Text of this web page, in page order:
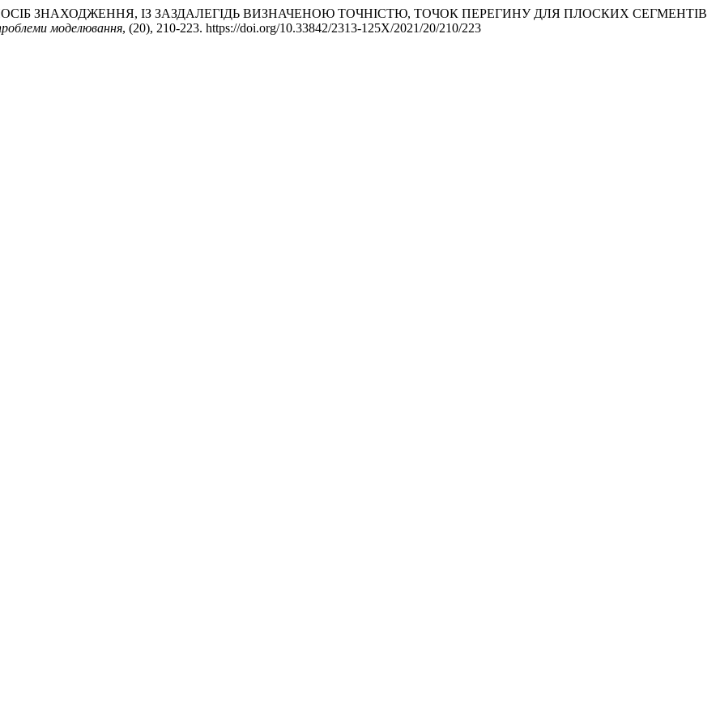
ЗНАХОДЖЕННЯ, ІЗ ЗАЗДАЛЕГІДЬ ВИЗНАЧЕНОЮ ТОЧНІСТЮ, ТОЧОК ПЕРЕГИНУ ДЛЯ ПЛОСКИХ СЕГМЕНТІВ
моделювання, (20), 210-223. https://doi.org/10.33842/2313-125X/2021/20/210/223